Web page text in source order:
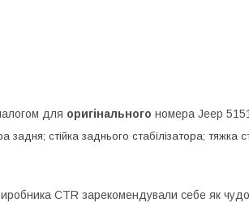
для оригінального номера Jeep
задня; стійка заднього стабілізатора; тяжка
CTR зарекомендували себе як